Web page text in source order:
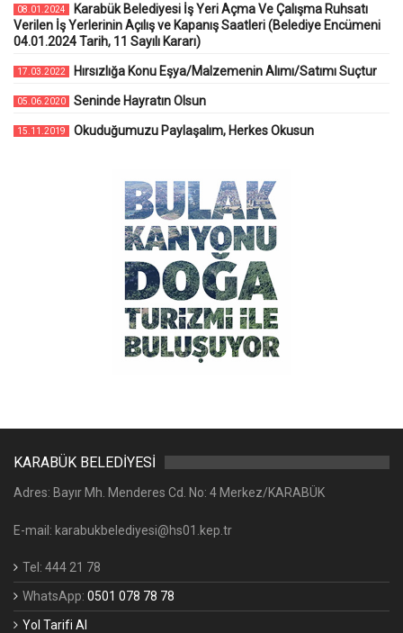
08.01.2024
Karabük Belediyesi İş Yeri Açma Ve Çalışma Ruhsatı
Verilen İş Yerlerinin Açılış ve Kapanış Saatleri (Belediye Encümeni
04.01.2024 Tarih, 11 Sayılı Kararı)
17.03.2022 Hırsızlığa Konu Eşya/Malzemenin Alımı/Satımı Suçtur
05.06.2020 Seninde Hayratın Olsun
15.11.2019 Okuduğumuzu Paylaşalım, Herkes Okusun
KARABÜK BELEDİYESİ
Adres: Bayır Mh. Menderes Cd. No: 4 Merkez/KARABÜK
E-mail: karabukbelediyesi@hs01.kep.tr
Tel: 444 21 78
WhatsApp: 0501 078 78 78
Yol Tarifi Al